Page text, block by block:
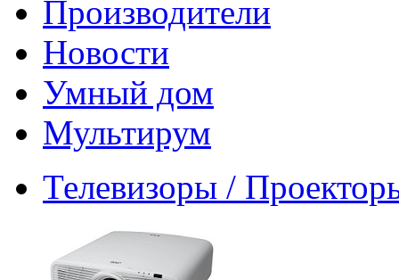
Производители
Новости
Умный дом
Мультирум
Телевизоры /